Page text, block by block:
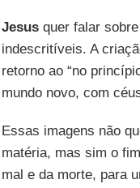
Jesusquer falar
indescritíveis. A
retorno ao “no
mundo novo, com
Essas imagens não
matéria, mas sim o
mal e da morte, para